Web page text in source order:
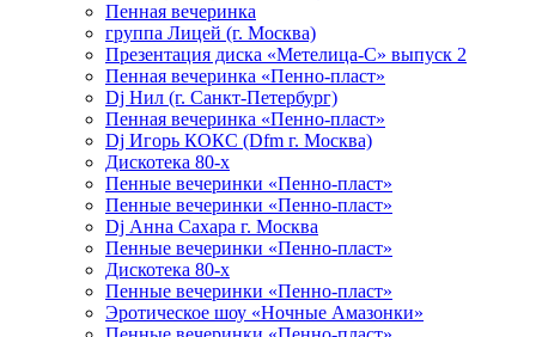
Пенная вечеринка
группа Лицей (г. Москва)
Презентация диска «Метелица-С» выпуск 2
Пенная вечеринка «Пенно-пласт»
Dj Нил (г. Санкт-Петербург)
Пенная вечеринка «Пенно-пласт»
Dj Игорь КОКС (Dfm г. Москва)
Дискотека 80-х
Пенные вечеринки «Пенно-пласт»
Пенные вечеринки «Пенно-пласт»
Dj Анна Сахара г. Москва
Пенные вечеринки «Пенно-пласт»
Дискотека 80-х
Пенные вечеринки «Пенно-пласт»
Эротическое шоу «Ночные Амазонки»